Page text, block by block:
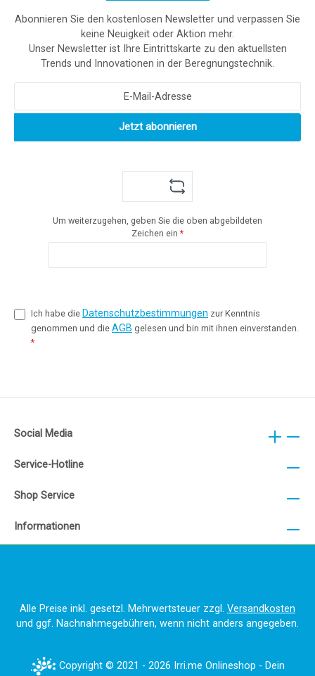
Abonnieren Sie den kostenlosen Newsletter und verpassen Sie
keine Neuigkeit oder Aktion mehr.
Unser Newsletter ist Ihre Eintrittskarte zu den aktuellsten
Trends und Innovationen in der Beregnungstechnik.
Jetzt abonnieren
Um weiterzugehen, geben Sie die oben abgebildeten
Zeichen ein *
Ich habe die Datenschutzbestimmungen zur Kenntnis
genommen und die AGB gelesen und bin mit ihnen einverstanden.
*
Service-Hotline
Shop Service
Informationen
Social Media
Alle Preise inkl. gesetzl. Mehrwertsteuer zzgl. Versandkosten
und ggf. Nachnahmegebühren, wenn nicht anders angegeben.
Copyright © 2021 - 2026 Irri.me Onlineshop - Dein